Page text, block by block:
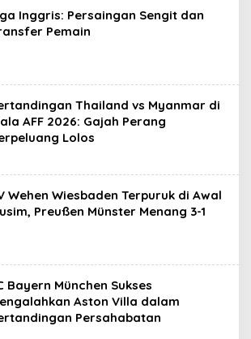
Inggris: Persaingan Sengit dan
Pemain
Thailand vs Myanmar di
AFF 2026: Gajah Perang
Lolos
Wehen Wiesbaden Terpuruk di Awal
Preußen Münster Menang 3-1
Bayern München Sukses
Aston Villa dalam
Persahabatan